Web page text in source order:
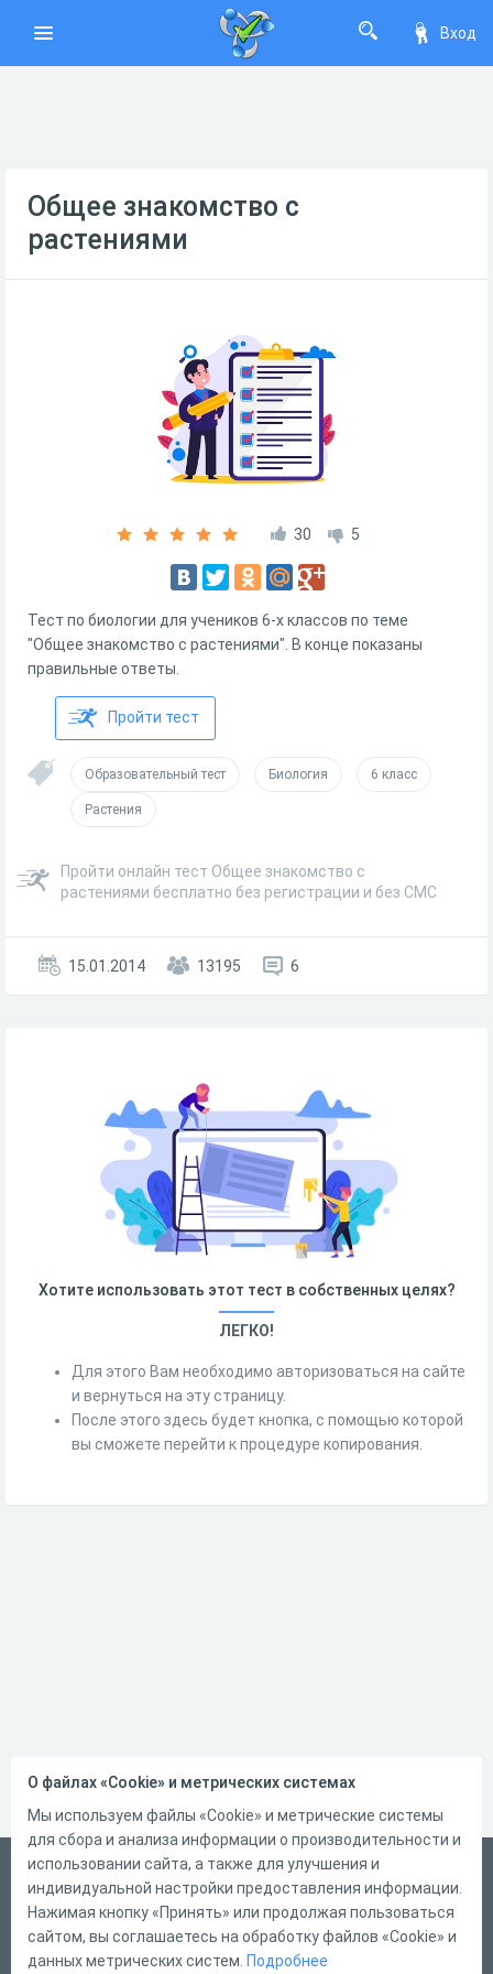
Вход
Общее знакомство с
растениями
30 5
Тест по биологии для учеников 6-х классов по теме
"Общее знакомство с растениями". В конце показаны
правильные ответы.
Пройти тест
Образовательный тест Биология 6 класс
Растения
Пройти онлайн тест Общее знакомство с
растениями бесплатно без регистрации и без СМС
15.01.2014 13195 6
Хотите использовать этот тест в собственных целях?
ЛЕГКО!
Для этого Вам необходимо авторизоваться на сайте
и вернуться на эту страницу.
После этого здесь будет кнопка, с помощью которой
вы сможете перейти к процедуре копирования.
Русский
Справка
Форма обратной связи
О файлах «Cookie» и метрических системах
Мы используем файлы «Cookie» и метрические системы
для сбора и анализа информации о производительности и
использовании сайта, а также для улучшения и
индивидуальной настройки предоставления информации.
Нажимая кнопку «Принять» или продолжая пользоваться
сайтом, вы соглашаетесь на обработку файлов «Cookie» и
данных метрических систем. Подробнее